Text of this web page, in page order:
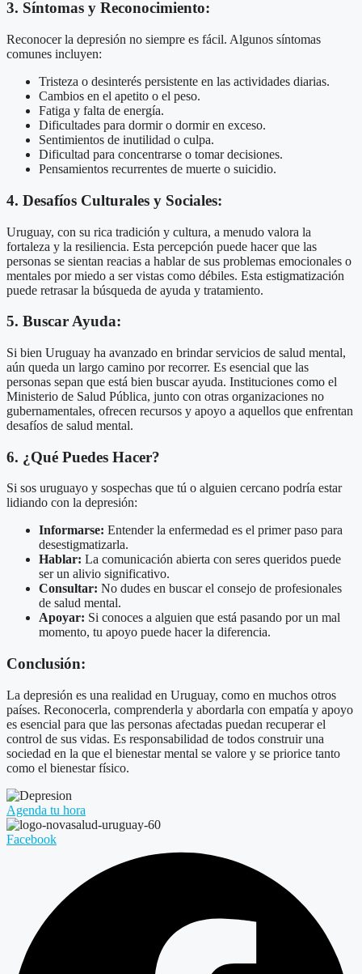
3. Síntomas y Reconocimiento:
Reconocer la depresión no siempre es fácil. Algunos síntomas
comunes incluyen:
Tristeza o desinterés persistente en las actividades diarias.
Cambios en el apetito o el peso.
Fatiga y falta de energía.
Dificultades para dormir o dormir en exceso.
Sentimientos de inutilidad o culpa.
Dificultad para concentrarse o tomar decisiones.
Pensamientos recurrentes de muerte o suicidio.
4. Desafíos Culturales y Sociales:
Uruguay, con su rica tradición y cultura, a menudo valora la
fortaleza y la resiliencia. Esta percepción puede hacer que las
personas se sientan reacias a hablar de sus problemas emocionales o
mentales por miedo a ser vistas como débiles. Esta estigmatización
puede retrasar la búsqueda de ayuda y tratamiento.
5. Buscar Ayuda:
Si bien Uruguay ha avanzado en brindar servicios de salud mental,
aún queda un largo camino por recorrer. Es esencial que las
personas sepan que está bien buscar ayuda. Instituciones como el
Ministerio de Salud Pública, junto con otras organizaciones no
gubernamentales, ofrecen recursos y apoyo a aquellos que enfrentan
desafíos de salud mental.
6. ¿Qué Puedes Hacer?
Si sos uruguayo y sospechas que tú o alguien cercano podría estar
lidiando con la depresión:
Informarse: Entender la enfermedad es el primer paso para
desestigmatizarla.
Hablar: La comunicación abierta con seres queridos puede
ser un alivio significativo.
Consultar: No dudes en buscar el consejo de profesionales
de salud mental.
Apoyar: Si conoces a alguien que está pasando por un mal
momento, tu apoyo puede hacer la diferencia.
Conclusión:
La depresión es una realidad en Uruguay, como en muchos otros
países. Reconocerla, comprenderla y abordarla con empatía y apoyo
es esencial para que las personas afectadas puedan recuperar el
control de sus vidas. Es responsabilidad de todos construir una
sociedad en la que el bienestar mental se valore y se priorice tanto
como el bienestar físico.
Agenda tu hora
Facebook